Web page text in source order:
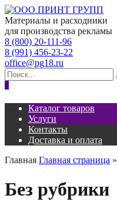
Перейти
к
содержанию
Материалы и расходники
для производства рекламы
8 (800) 20-111-96
8 (991) 456-23-22
office@pg18.ru
Search
for:
0
Каталог товаров
Услуги
Контакты
Доставка и оплата
Главная Главная страница »
Без рубрики